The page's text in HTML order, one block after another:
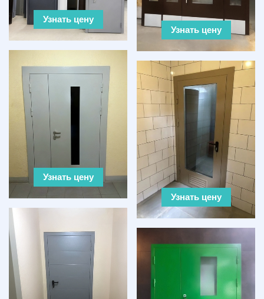
Узнать цену
Узнать цену
Узнать цену
Узнать цену